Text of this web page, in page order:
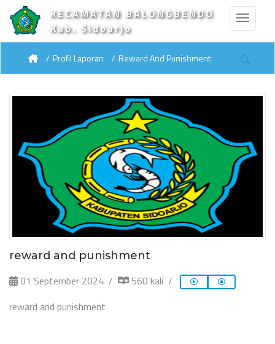
KECAMATAN BALONGBENDO
Kab. Sidoarjo
Profil Laporan Reward And Punishment
reward and punishment
01 September 2024
560 kali
reward and punishment